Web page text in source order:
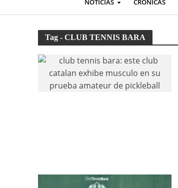
NOTICIAS CRÓNICAS
Tag - CLUB TENNIS BARA